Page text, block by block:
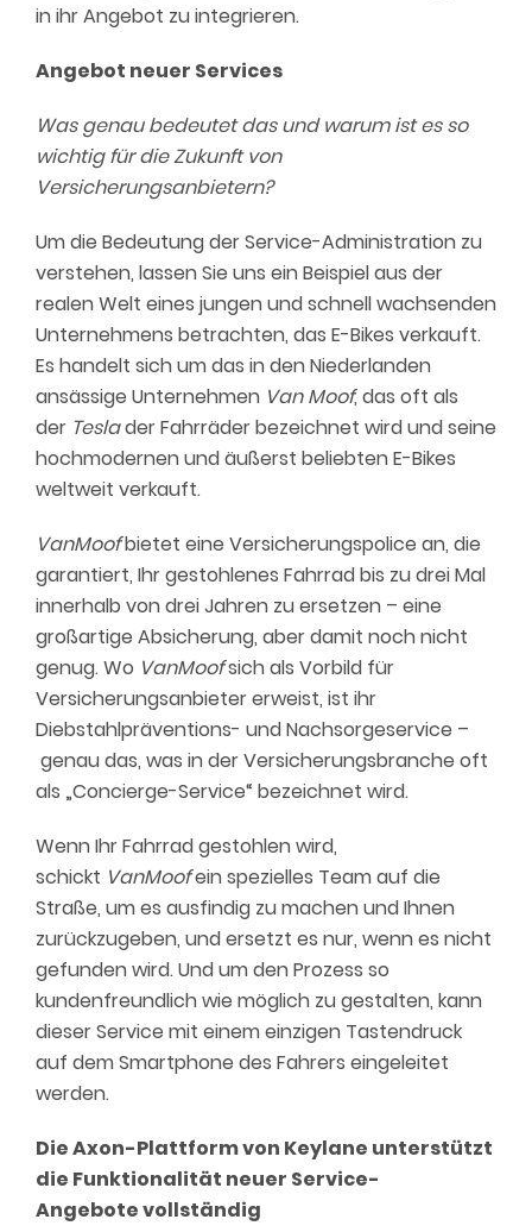
in ihr Angebot zu integrieren.
Angebot neuer Services
Wasgenau bedeutet dasund warum ist es so
wichtig für die Zukunft von
Versicherungsanbietern?
Um die Bedeutung der Service-Administration zu
verstehen, lassen Sie uns ein Beispiel aus der
realen Welt eines jungen und schnell wachsenden
Unternehmens betrachten, das E-Bikes verkauft.
Es handelt sich um das in den Niederlanden
ansässige Unternehmen Van Moof,das oft als
der Teslader Fahrräder bezeichnet wird und seine
hochmodernen und äußerst beliebten E-Bikes
weltweit verkauft.
VanMoofbietet eine Versicherungspolice an, die
garantiert, Ihr gestohlenes Fahrrad bis zu drei Mal
innerhalb von drei Jahren zu ersetzen – eine
großartige Absicherung, aberdamit noch nicht
genug. Wo VanMoofsich als Vorbild für
Versicherungsanbieter erweist, ist ihr
Diebstahlpräventions- und Nachsorgeservice –
genaudas, was in der Versicherungsbranche oft
als „Concierge-Service“ bezeichnet wird.
Wenn Ihr Fahrrad gestohlen wird,
schickt VanMoofein spezielles Team auf die
Straße, um es ausfindig zu machen und Ihnen
zurückzugeben, und ersetzt es nur, wenn es nicht
gefunden wird. Und um den Prozess so
kundenfreundlich wie möglich zu gestalten, kann
dieser Service mit einem einzigen Tastendruck
auf dem Smartphone des Fahrers eingeleitet
werden.
Die Axon-Plattform von Keylane unterstützt
die Funktionalität neuer Service-
Angebotevollständig